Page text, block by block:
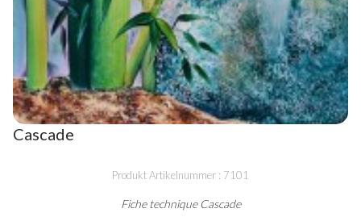
Cascade
Produkt Artikelnummer : 7101
Fiche technique Cascade